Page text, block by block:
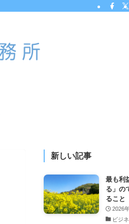
新しい記事
最も利
る」の
ること
2026
ビジ